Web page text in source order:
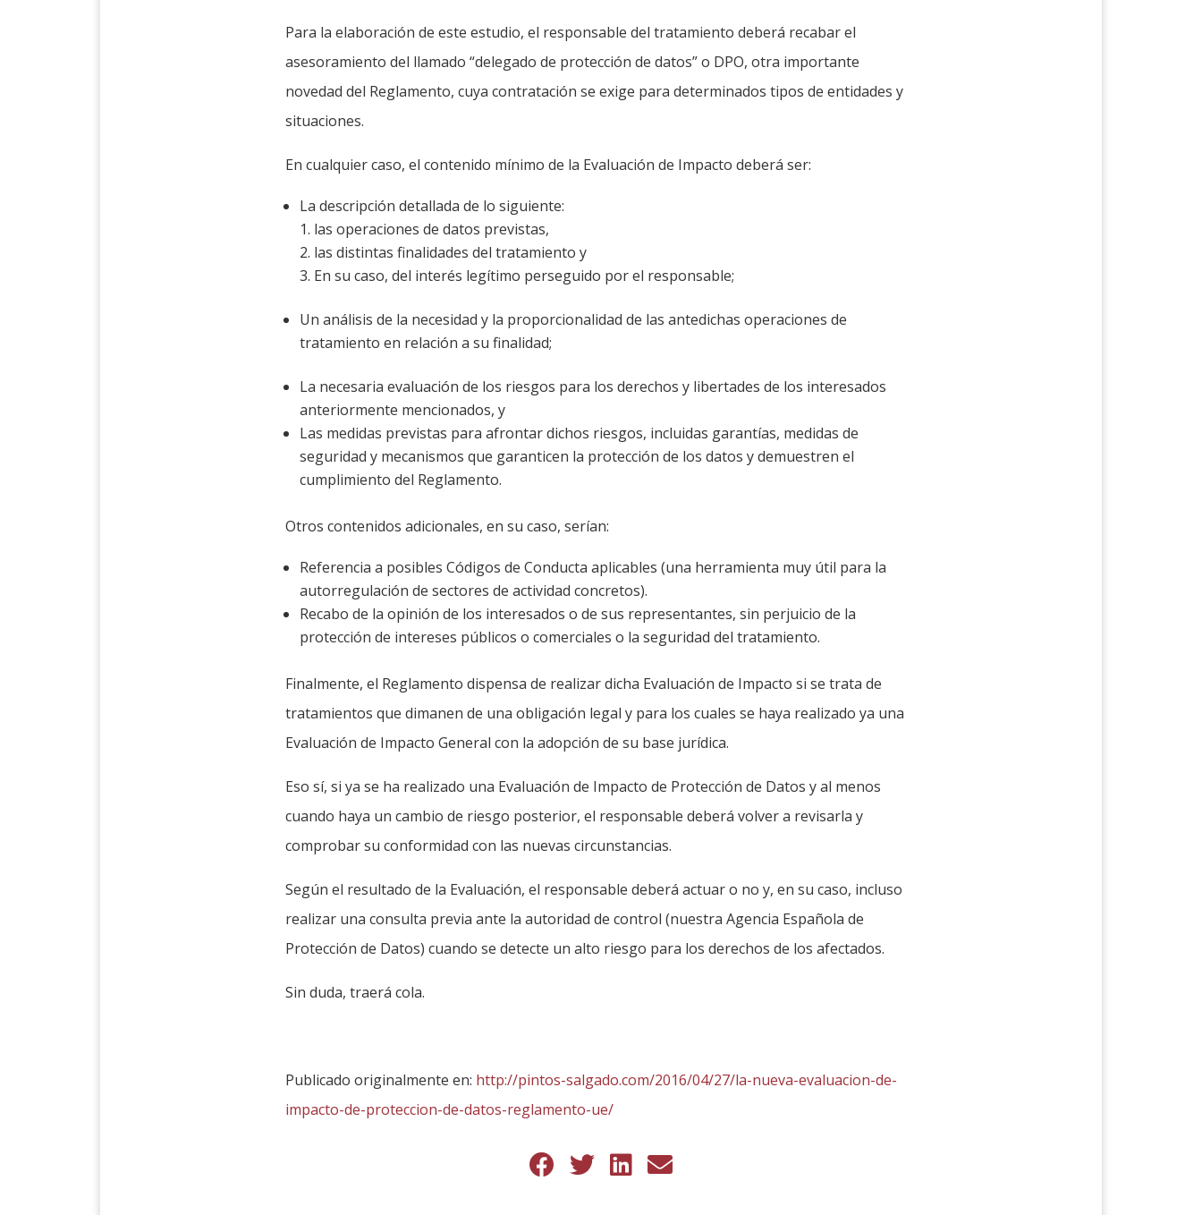
Para la elaboración de este estudio, el responsable del tratamiento deberá recabar el
asesoramiento del llamado “delegado de protección de datos” o DPO, otra importante
novedad del Reglamento, cuya contratación se exige para determinados tipos de entidades y
situaciones.
En cualquier caso, el contenido mínimo de la Evaluación de Impacto deberá ser:
La descripción detallada de lo siguiente:
las operaciones de datos previstas,
las distintas finalidades del tratamiento y
En su caso, del interés legítimo perseguido por el responsable;
Un análisis de la necesidad y la proporcionalidad de las antedichas operaciones de
tratamiento en relación a su finalidad;
La necesaria evaluación de los riesgos para los derechos y libertades de los interesados
anteriormente mencionados, y
Las medidas previstas para afrontar dichos riesgos, incluidas garantías, medidas de
seguridad y mecanismos que garanticen la protección de los datos y demuestren el
cumplimiento del Reglamento.
Otros contenidos adicionales, en su caso, serían:
Referencia a posibles Códigos de Conducta aplicables (una herramienta muy útil para la
autorregulación de sectores de actividad concretos).
Recabo de la opinión de los interesados o de sus representantes, sin perjuicio de la
protección de intereses públicos o comerciales o la seguridad del tratamiento.
Finalmente, el Reglamento dispensa de realizar dicha Evaluación de Impacto si se trata de
tratamientos que dimanen de una obligación legal y para los cuales se haya realizado ya una
Evaluación de Impacto General con la adopción de su base jurídica.
Eso sí, si ya se ha realizado una Evaluación de Impacto de Protección de Datos y al menos
cuando haya un cambio de riesgo posterior, el responsable deberá volver a revisarla y
comprobar su conformidad con las nuevas circunstancias.
Según el resultado de la Evaluación, el responsable deberá actuar o no y, en su caso, incluso
realizar una consulta previa ante la autoridad de control (nuestra Agencia Española de
Protección de Datos) cuando se detecte un alto riesgo para los derechos de los afectados.
Sin duda, traerá cola.
Publicado originalmente en: http://pintos-salgado.com/2016/04/27/la-nueva-evaluacion-de-
impacto-de-proteccion-de-datos-reglamento-ue/